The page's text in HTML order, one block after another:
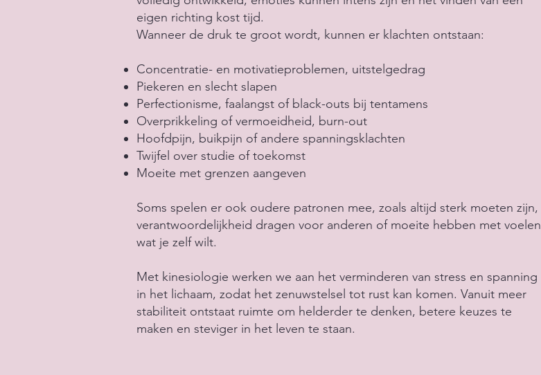
eigen richting kost tijd.
Wanneer de druk te groot wordt, ​kunnen er klachten ontstaan:
Concentratie- en motivatieproblemen, uitstelgedrag
Piekeren en slecht slapen
Perfectionisme, faalangst of black-outs bij tentamens
Overprikkeling of vermoeidheid, burn-out
Hoofdpijn, buikpijn of andere spanningsklachten
Twijfel over studie of toekomst
Moeite met grenzen aangeven​
Soms spelen er ook oudere patronen mee, zoals altijd sterk moeten zijn,
verantwoordelijkheid dragen voor anderen of moeite hebben met voelen
wat je zelf wilt.
Met kinesiologie werken we aan het verminderen van stress en spanning
in het lichaam, zodat het zenuwstelsel tot rust kan komen. Vanuit meer
stabiliteit ontstaat ruimte om helderder te denken, betere keuzes te
maken en steviger in het leven te staan.